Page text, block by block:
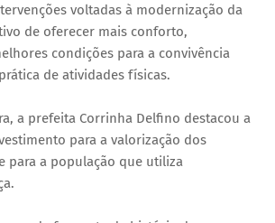
voltadas à modernização da
de oferecer mais conforto,
condições para a convivência
de atividades físicas.
a prefeita Corrinha Delfino destacou a
para a valorização dos
para a população que utiliza